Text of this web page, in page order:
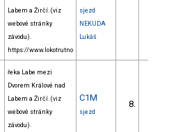
Labem a Žirčí. (viz
webové stránky
závodu).
https://www.lokotrutno
sjezd
NEKUDA
Lukáš
řeka Labe mezi
Dvorem Králové nad
Labem a Žirčí. (viz
webové stránky
závodu).
C1M
sjezd
8.